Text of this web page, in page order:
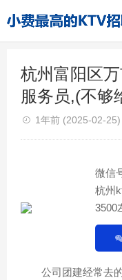
杭州富阳区
服务员,(不够
1年前 (2025-02-25)
微信
杭州
3500
公司团建经常去的